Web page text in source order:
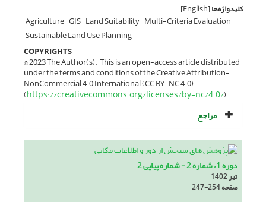
کلیدواژه‌ها[English]
Agriculture GIS Land Suitability Multi-Criteria Evaluation
Sustainable Land Use Planning
COPYRIGHTS
© 2023 The Author(s). This is an open-access article distributed
under the terms and conditions of the Creative Attribution-
NonCommercial 4.0 International (CC BY-NC 4.0)
(https://creativecommons.org/licenses/by-nc/4.0/)
مراجع
دوره 1، شماره 2 - شماره پیاپی 2
تیر 1402
صفحه247-254